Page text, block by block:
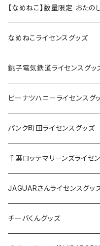
【なめねこ】数量限定 おた
なめねこライセンスグッズ
Tシャツ
キャップ
ステッカー
缶バッジ
ホテルキーホルダー
銚子電気鉄道ライセンスグッ
ステッカー
缶バッジ
アクリルキーホルダー
ホテルキーホルダー
クリアファイル
ピーナツハニーライセンスグ
Tシャツ
キャップ
バッグ
ステッカー
パンク町田ライセンスグッズ
Tシャツ
キャップ
バッグ
千葉ロッテマリーンズライセ
ステッカー
ステッカー
ステッカー大
缶バッジ
JAGUARさんライセンスグッ
Tシャツ
チーバくんグッズ